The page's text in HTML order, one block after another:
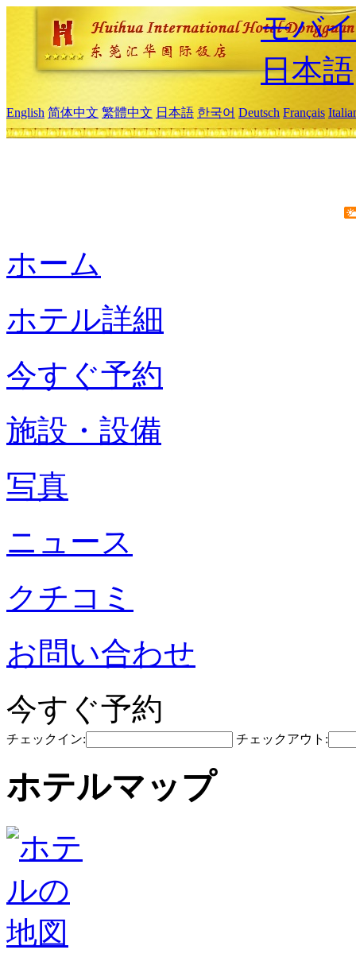
モバ
日本語
English 简体中文 繁體中文 日本語 한국어 Deutsch Français
ホーム
ホテル詳細
今すぐ予約
施設・設備
写真
ニュース
クチコミ
お問い合わせ
今すぐ予約
チェックイン: チェックアウト:
ホテルマップ